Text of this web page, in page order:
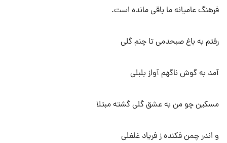
فرهنگ عامیانه ما باقی مانده است.
رفتم به باغ صبحدمی تا چنم گلی
آمد به گوش ناگهم آواز بلبلی
مسکین چو من به عشق گلی گشته مبتلا
و اندر چمن فکنده ز فریاد غلغلی